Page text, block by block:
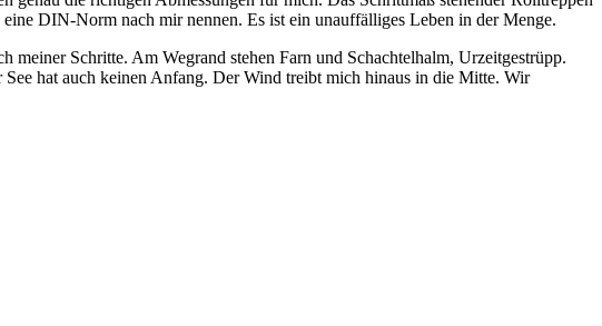
DIN-Norm nach mir nennen. Es ist ein unauffälliges Leben in der Menge.
Schritte. Am Wegrand stehen Farn und Schachtelhalm, Urzeitgestrüpp.
hat auch keinen Anfang. Der Wind treibt mich hinaus in die Mitte. Wir